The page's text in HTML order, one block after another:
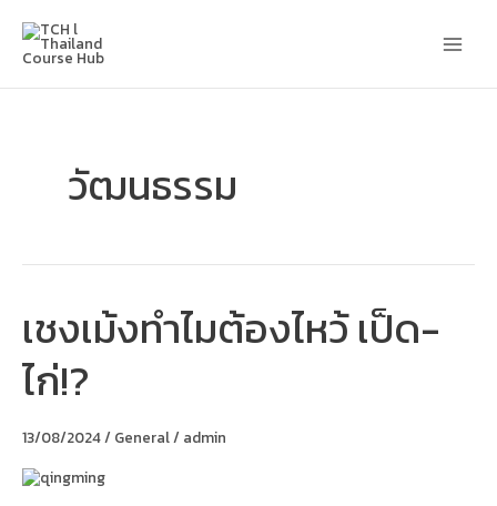
content
วัฒนธรรม
เชงเม้งทำไมต้องไหว้ เป็ด-
ไก่!?
13/08/2024/ General/ admin
เม้ง
ทำไม
ต้อง
ไหว้